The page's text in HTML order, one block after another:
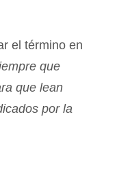
el término en
que
que lean
por la